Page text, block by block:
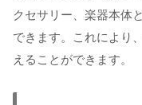
クセサリー、楽器本体
できます。これにより
えることができます。